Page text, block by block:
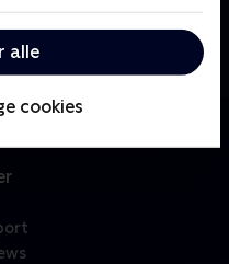
alle
cookies
dilemmaer, forsøger
job og privatliv.